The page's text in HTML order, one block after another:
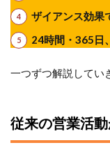
365
活動
ない
時も
がで
きる
ザイアンス効果
24時間・365日
一つずつ解説してい
従来の営業活